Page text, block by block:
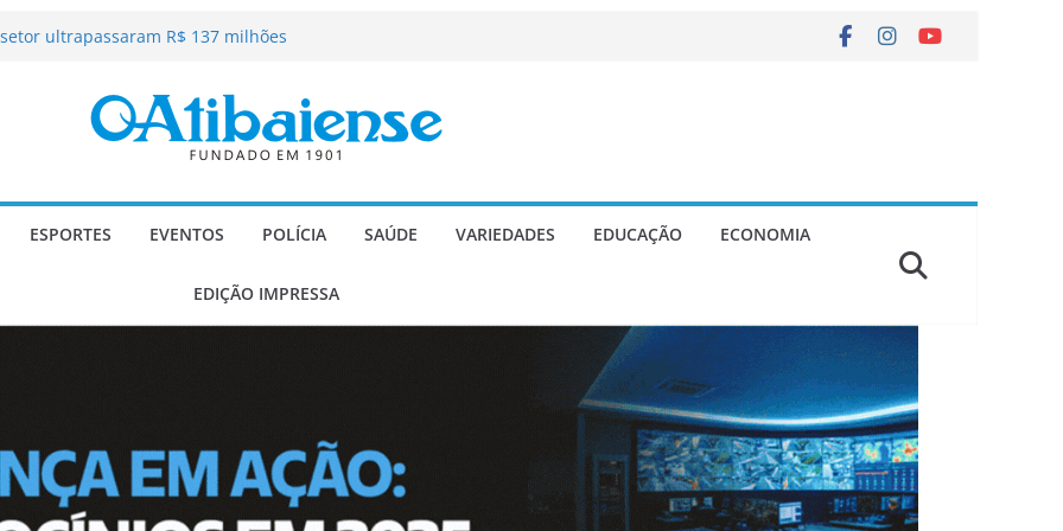
– Festa de Bom Jesus dos Perdões
ultrapassaram R$ 137 milhões
Gomes recebe homenagem com
no Dia do Advogado
a dizer não?
ESPORTES EVENTOS POLÍCIA SAÚDE VARIEDADES EDUCAÇÃO ECONOMIA
EDIÇÃO IMPRESSA